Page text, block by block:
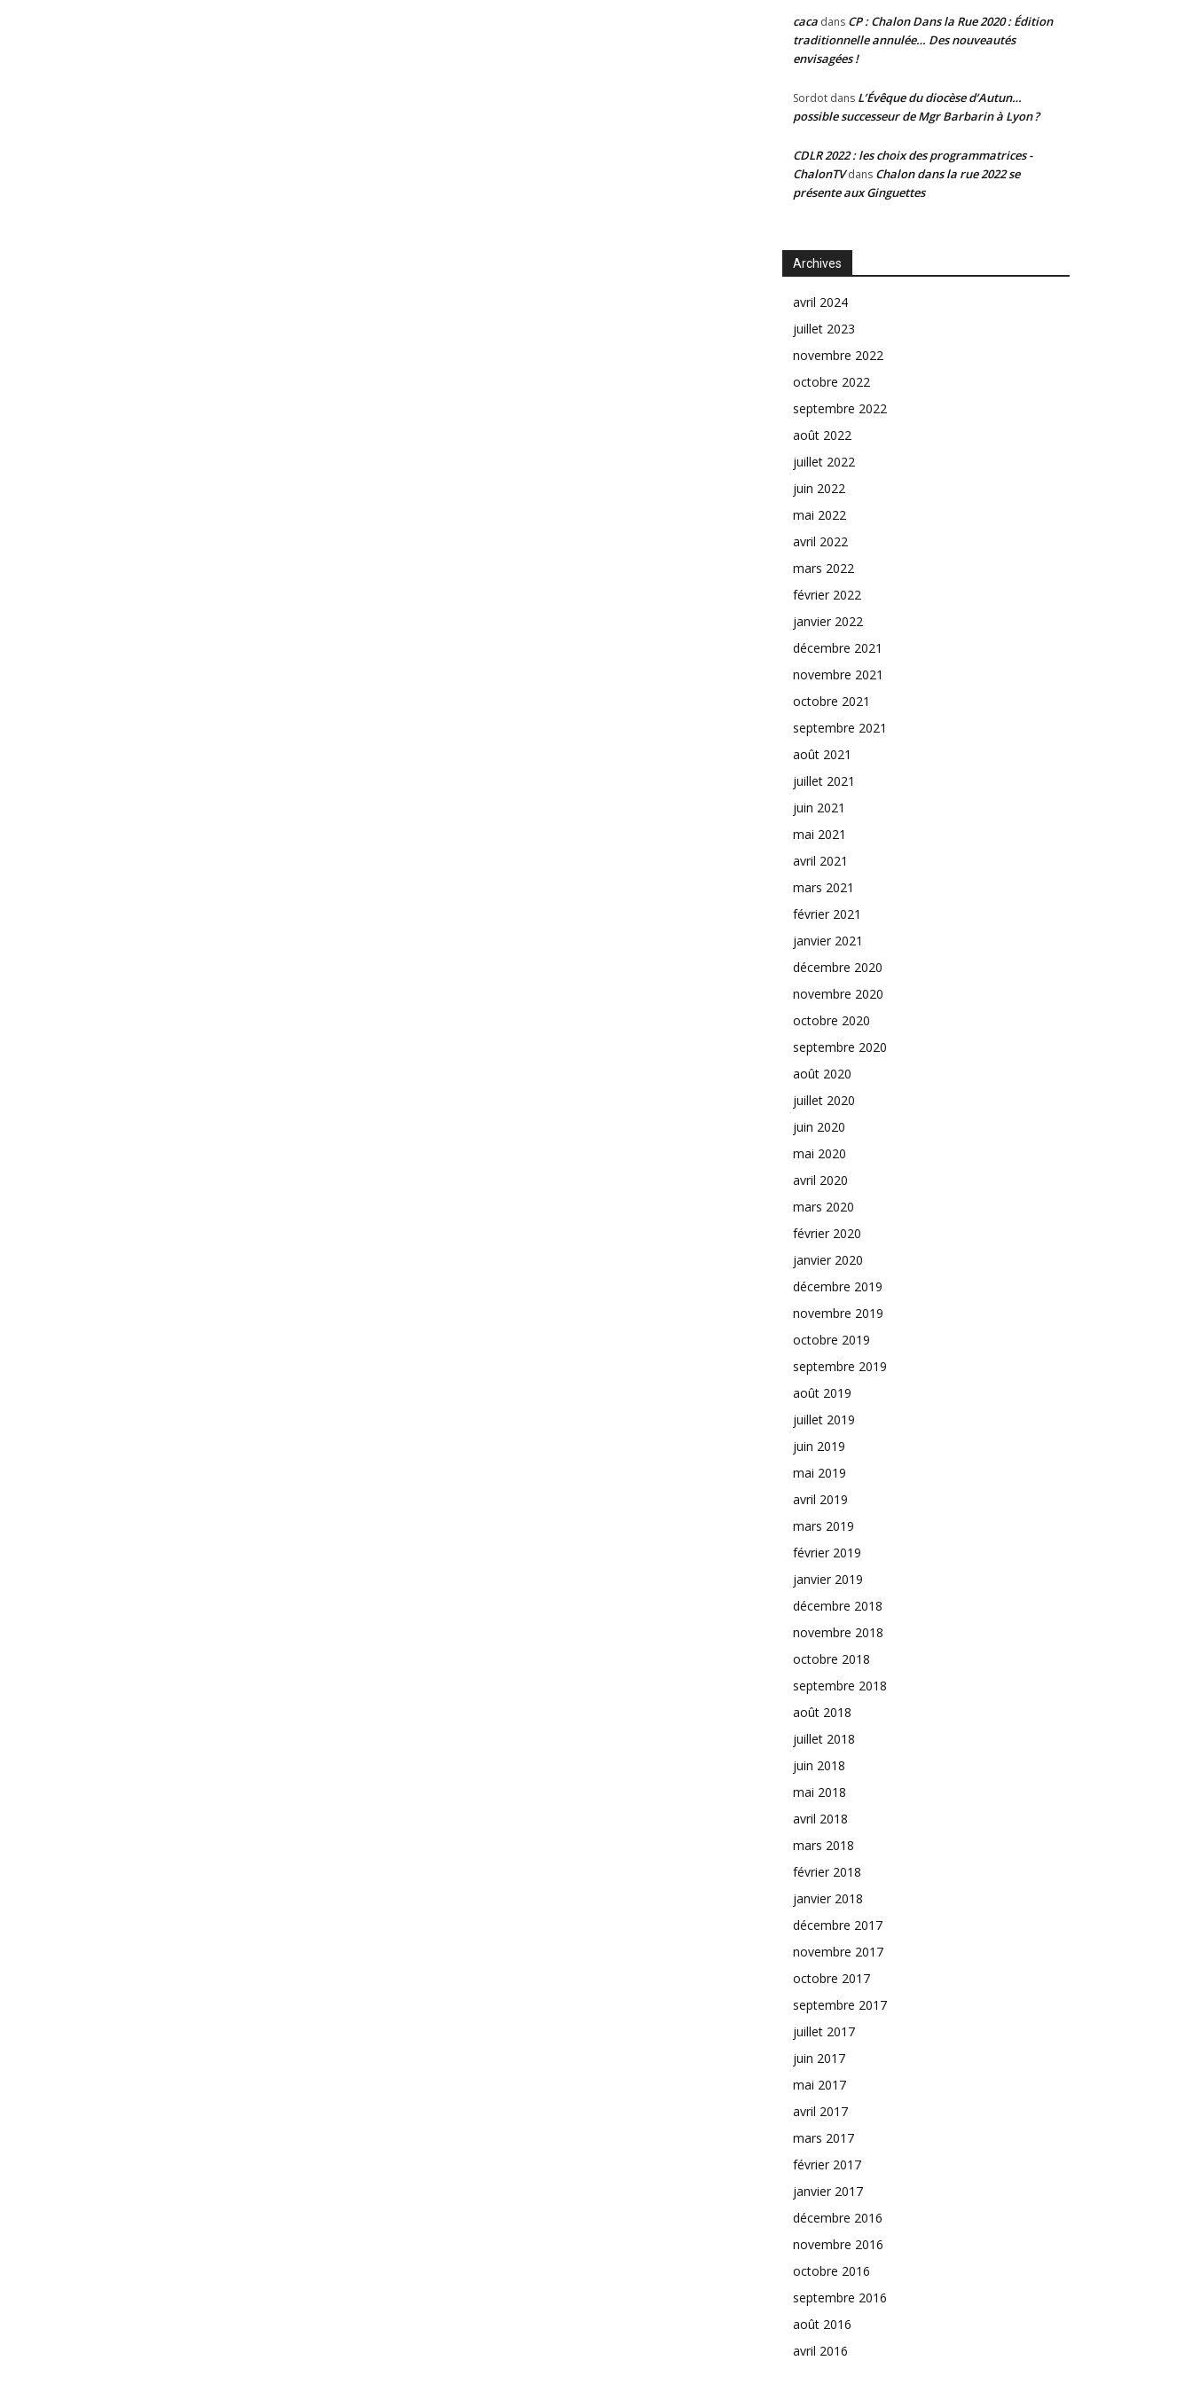
caca dans CP : Chalon Dans la Rue 2020 : Édition
traditionnelle annulée… Des nouveautés
envisagées !
Sordot dans L’Évêque du diocèse d’Autun…
possible successeur de Mgr Barbarin à Lyon ?
CDLR 2022 : les choix des programmatrices -
ChalonTVdans Chalon dans la rue 2022 se
présente aux Ginguettes
Archives
avril 2024
juillet 2023
novembre 2022
octobre 2022
septembre 2022
août 2022
juillet 2022
juin 2022
mai 2022
avril 2022
mars 2022
février 2022
janvier 2022
décembre 2021
novembre 2021
octobre 2021
septembre 2021
août 2021
juillet 2021
juin 2021
mai 2021
avril 2021
mars 2021
février 2021
janvier 2021
décembre 2020
novembre 2020
octobre 2020
septembre 2020
août 2020
juillet 2020
juin 2020
mai 2020
avril 2020
mars 2020
février 2020
janvier 2020
décembre 2019
novembre 2019
octobre 2019
septembre 2019
août 2019
juillet 2019
juin 2019
mai 2019
avril 2019
mars 2019
février 2019
janvier 2019
décembre 2018
novembre 2018
octobre 2018
septembre 2018
août 2018
juillet 2018
juin 2018
mai 2018
avril 2018
mars 2018
février 2018
janvier 2018
décembre 2017
novembre 2017
octobre 2017
septembre 2017
juillet 2017
juin 2017
mai 2017
avril 2017
mars 2017
février 2017
janvier 2017
décembre 2016
novembre 2016
octobre 2016
septembre 2016
août 2016
avril 2016